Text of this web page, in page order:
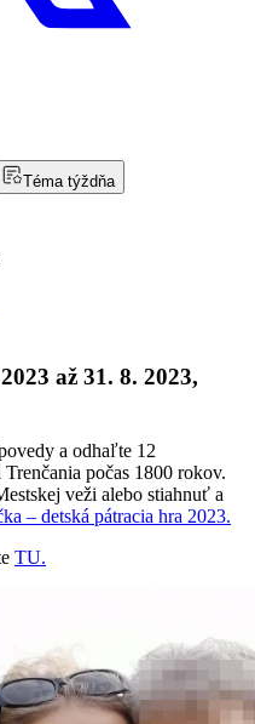
Téma týždňa
až 31. 8. 2023,
a odhaľte 12
počas 1800 rokov.
veži alebo stiahnuť a
– detská pátracia hra 2023.
TU.